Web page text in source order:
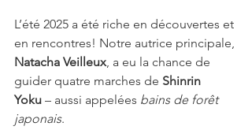
L’été 2025 a été riche en découvertes et
en rencontres! Notre autrice principale,
Natacha Veilleux , a eu la chance de
guider quatre marches de Shinrin
Yoku – aussi appelées bains de forêt
japonais.